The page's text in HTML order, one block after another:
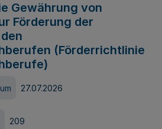
Gewährung von
Förderung der
(Förderrichtlinie
27.07.2026
209